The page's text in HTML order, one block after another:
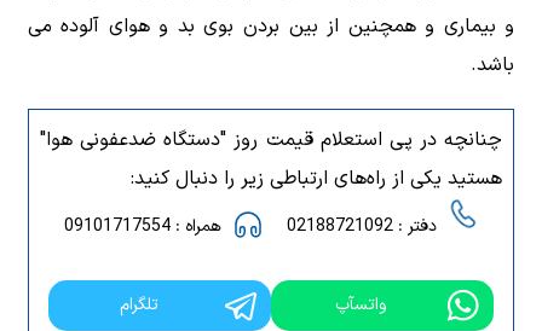
و بیماری و همچنین از بین بردن بوی بد و هوای آلوده می
باشد.
چنانچه در پی استعلام قیمت روز "دستگاه ضدعفونی هوا"
هستید یکی از راه‌های ارتباطی زیر را دنبال کنید:
دفتر : 02188721092 همراه : 09101717554
واتسآپ تلگرام